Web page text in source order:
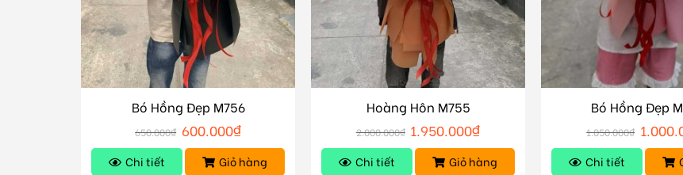
Bó Hồng Đẹp M756
650.000₫ 600.000₫
Chi tiết Giỏ hàng
Hoàng Hôn M755
2.000.000₫ 1.950.000₫
Chi tiết Giỏ hàng
Bó Hồng Đẹp
1.050.000₫
Chi tiết